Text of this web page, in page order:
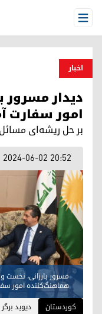
Open Menu
اخبار
دیدار مسرور
امور سفارت
بر حل ریشه‌ای
2024-06-02 20:52
مسرور بارزانی، نخست
هماهنگ‌کننده امور
کوردستان
دیوید برگر